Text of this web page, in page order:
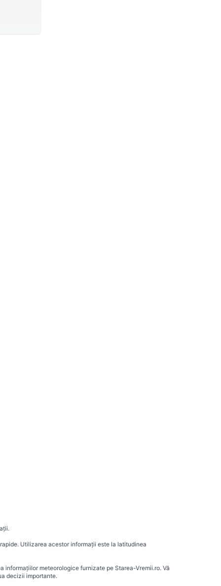
Utilizarea acestor informații este la latitudinea
meteorologice furnizate pe Starea-Vremii.ro. Vă
decizii importante.